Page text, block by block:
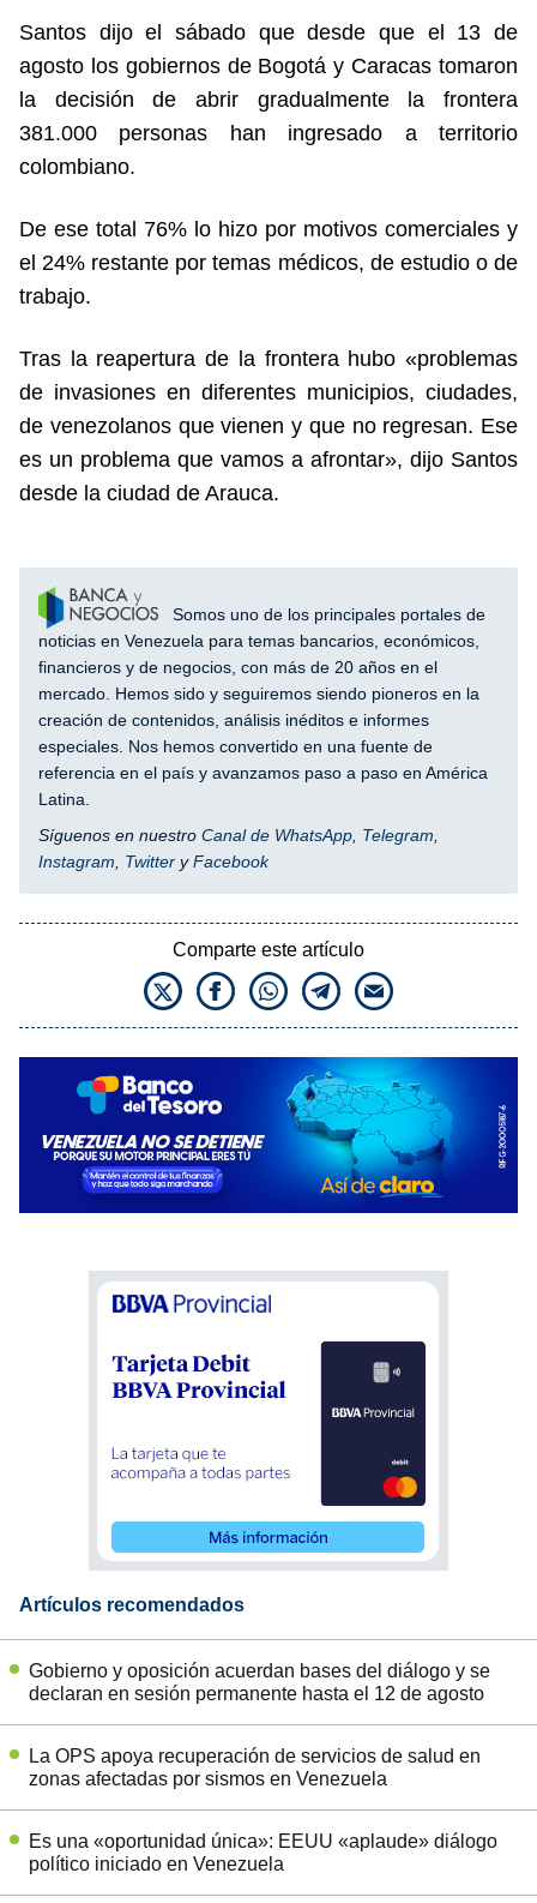
Santos dijo el sábado que desde que el 13 de
agosto los gobiernos de Bogotá y Caracas tomaron
la decisión de abrir gradualmente la frontera
381.000 personas han ingresado a territorio
colombiano.
De ese total 76% lo hizo por motivos comerciales y
el 24% restante por temas médicos, de estudio o de
trabajo.
Tras la reapertura de la frontera hubo «problemas
de invasiones en diferentes municipios, ciudades,
de venezolanos que vienen y que no regresan. Ese
es un problema que vamos a afrontar», dijo Santos
desde la ciudad de Arauca.
Somos uno de los principales portales de
noticias en Venezuela para temas bancarios, económicos,
financieros y de negocios, con más de 20 años en el
mercado. Hemos sido y seguiremos siendo pioneros en la
creación de contenidos, análisis inéditos e informes
especiales. Nos hemos convertido en una fuente de
referencia en el país y avanzamos paso a paso en América
Latina.
Síguenos en nuestro Canal de WhatsApp, Telegram,
Instagram, Twitter yFacebook
Comparte este artículo
Artículos recomendados
Gobierno y oposición acuerdan bases del diálogo y se
declaran en sesión permanente hasta el 12 de agosto
La OPS apoya recuperación de servicios de salud en
zonas afectadas por sismos en Venezuela
Es una «oportunidad única»: EEUU «aplaude» diálogo
político iniciado en Venezuela